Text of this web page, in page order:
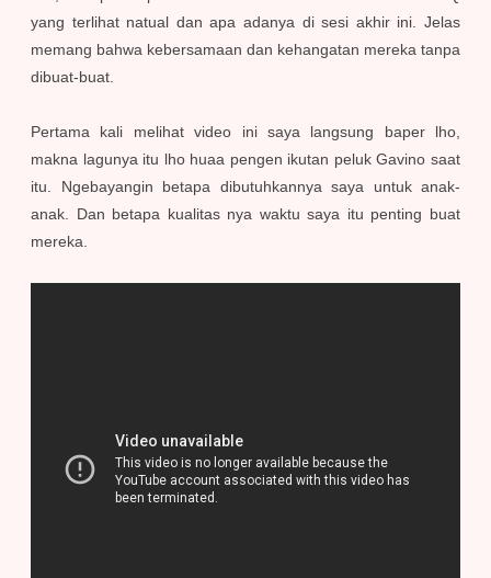
yang terlihat natual dan apa adanya di sesi akhir ini. Jelas
memang bahwa kebersamaan dan kehangatan mereka tanpa
dibuat-buat.
Pertama kali melihat video ini saya langsung baper lho,
makna lagunya itu lho huaa pengen ikutan peluk Gavino saat
itu. Ngebayangin betapa dibutuhkannya saya untuk anak-
anak. Dan betapa kualitas nya waktu saya itu penting buat
mereka.